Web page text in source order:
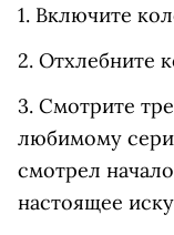
1. Включите
2. Отхлебните
3. Смотрите
любимому
смотрел
настоящее